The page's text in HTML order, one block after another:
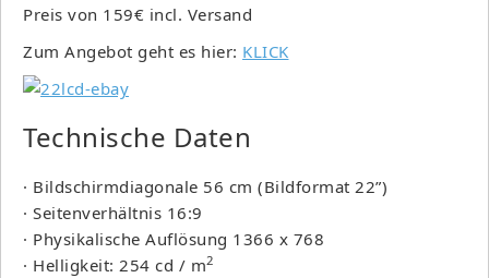
Preis von 159€ incl. Versand
Zum Angebot geht es hier: KLICK
Technische Daten
· Bildschirmdiagonale 56 cm (Bildformat 22”)
· Seitenverhältnis 16:9
· Physikalische Auflösung 1366 x 768
· Helligkeit: 254 cd / m2